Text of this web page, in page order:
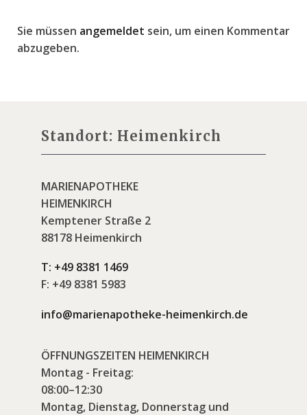
Sie müssen angemeldet sein, um einen Kommentar
abzugeben.
Standort: Heimenkirch
MARIENAPOTHEKE
HEIMENKIRCH
Kemptener Straße 2
88178 Heimenkirch
T: +49 8381 1469
F: +49 8381 5983
info@marienapotheke-heimenkirch.de
ÖFFNUNGSZEITEN HEIMENKIRCH
Montag - Freitag:
08:00–12:30
Montag, Dienstag, Donnerstag und